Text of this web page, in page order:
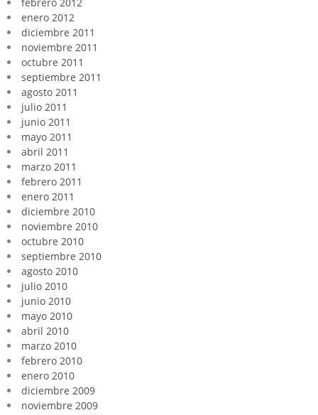
febrero 2012
enero 2012
diciembre 2011
noviembre 2011
octubre 2011
septiembre 2011
agosto 2011
julio 2011
junio 2011
mayo 2011
abril 2011
marzo 2011
febrero 2011
enero 2011
diciembre 2010
noviembre 2010
octubre 2010
septiembre 2010
agosto 2010
julio 2010
junio 2010
mayo 2010
abril 2010
marzo 2010
febrero 2010
enero 2010
diciembre 2009
noviembre 2009